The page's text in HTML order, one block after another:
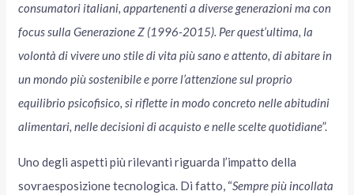
consumatori italiani, appartenenti a diverse generazioni ma con
focus sulla Generazione Z (1996-2015). Per quest’ultima, la
volontà di vivere uno stile di vita più sano e attento, di abitare in
un mondo più sostenibile e porre l’attenzione sul proprio
equilibrio psicofisico, si riflette in modo concreto nelle abitudini
alimentari, nelle decisioni di acquisto e nelle scelte quotidiane”.
Uno degli aspetti più rilevanti riguarda l’impatto della
sovraesposizione tecnologica. Di fatto, “Sempre più incollata